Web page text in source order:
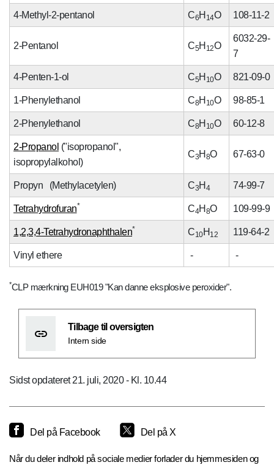
4-Methyl-2-pentanol C6H 14O 108-11-2
2-Pentanol C5H 12O
6032-29-
7
4-Penten-1-ol C5H 10O 821-09-0
1-Phenylethanol C8H 10O 98-85-1
2-Phenylethanol C8H 10O 60-12-8
2-Propanol ("isopropanol",
isopropylalkohol)
C3H 8O 67-63-0
Propyn (Methylacetylen) C3H 4 74-99-7
Tetrahydrofuran* C4H 8O 109-99-9
1,2,3,4-Tetrahydronaphthalen* C10H 12 119-64-2
Vinyl ethere - -
*CLP mærkning EUH019 "Kan danne eksplosive peroxider".
Tilbage til oversigten
Intern side
Sidst opdateret 21. juli, 2020 - Kl. 10.44
Del på Facebook Del på X
Når du deler indhold på sociale medier forlader du hjemmesiden og